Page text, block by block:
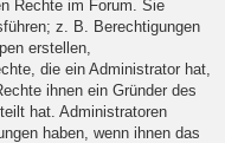
Rechte im Forum. Sie
z. B. Berechtigungen
erstellen,
die ein Administrator hat,
ihnen ein Gründer des
hat. Administratoren
haben, wenn ihnen das